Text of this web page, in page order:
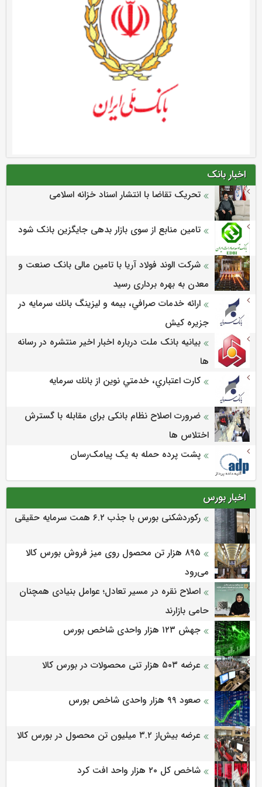
اخبار بانک
تحریک تقاضا با انتشار اسناد خزانه اسلامی
تامین منابع از سوی بازار بدهی جایگزین بانک شود
شرکت الوند فولاد آریا با تامین مالی بانک صنعت و
معدن به بهره برداری رسید
ارائه خدمات صرافي، بيمه و ليزينگ بانك سرمايه در
جزيره كيش
بیانیه بانک ملت درباره اخبار اخیر منتشره در رسانه
ها
كارت اعتباري، خدمتي نوين از بانك سرمايه
ضرورت اصلاح نظام بانکی برای مقابله با گسترش
اختلاس ها
پشت پرده حمله به یک پیامک‌رسان
اخبار بورس
رکوردشکنی بورس با جذب ۶.۲ همت سرمایه حقیقی
۸۹۵ هزار تن محصول روی میز فروش بورس کالا
می‌‌رود
اصلاح نقره در مسیر تعادل؛ عوامل بنیادی همچنان
حامی بازارند
جهش ۱۲۳ هزار واحدی شاخص بورس
عرضه ۵۰۳ هزار تنی محصولات در بورس کالا
صعود ۹۹ هزار واحدی شاخص بورس
عرضه بیش‌از ۳.۲ میلیون تن محصول در بورس کالا
شاخص کل ۲۰ هزار واحد افت کرد